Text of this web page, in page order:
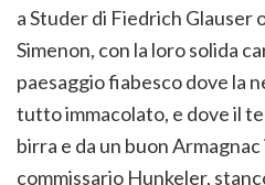
a Studer di Fiedrich Glauser
Simenon, con la loro solida
paesaggio fiabesco dove la
tutto immacolato, e dove il
birra e da un buon Armagnac
commissario Hunkeler,